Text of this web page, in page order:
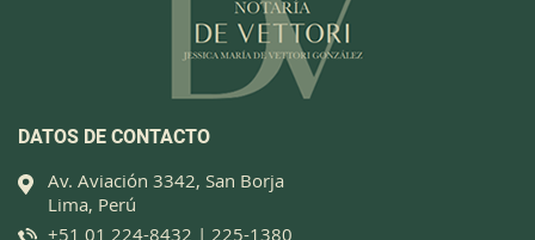
DATOS DE CONTACTO
Av. Aviación 3342, San Borja
Lima, Perú
+51 01 224-8432 | 225-1380